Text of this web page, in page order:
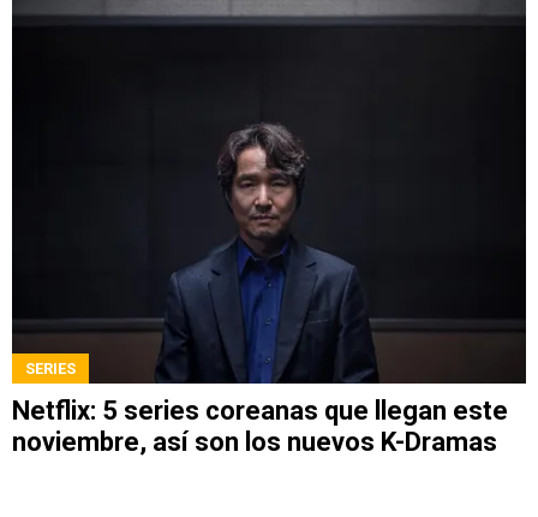
SERIES
Netflix: 5 series coreanas que llegan este
noviembre, así son los nuevos K-Dramas